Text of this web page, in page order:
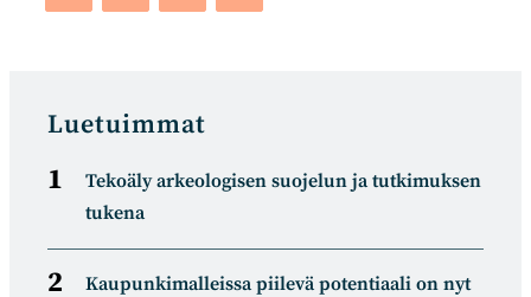
Luetuimmat
Tekoäly arkeologisen suojelun ja tutkimuksen
tukena
Kaupunkimalleissa piilevä potentiaali on nyt